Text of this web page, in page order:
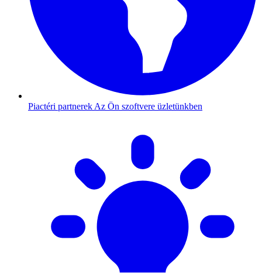
Piactéri partnerek Az Ön szoftvere üzletünkben